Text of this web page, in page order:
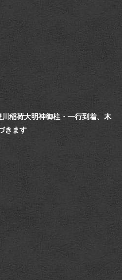
稲荷大明神御柱・一行到着、木
きます